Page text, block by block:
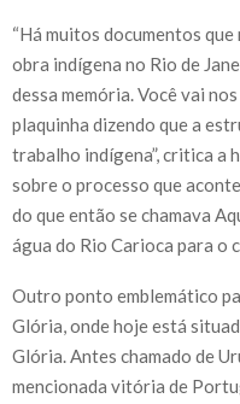
“Há muitos documentos
obra indígena no Rio de
dessa memória. Você vai
plaquinha dizendo que a
trabalho indígena”, critica a
sobre o processo que
do que então se chamava
água do Rio Carioca para o
Outro ponto emblemático
Glória, onde hoje está
Glória. Antes chamado de
mencionada vitória de